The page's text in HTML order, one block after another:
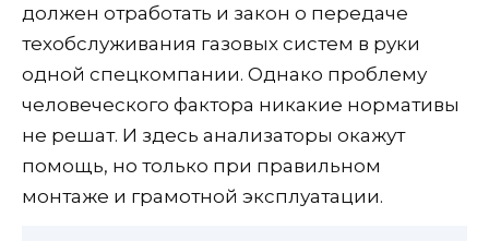
должен отработать и закон о передаче
техобслуживания газовых систем в руки
одной спецкомпании. Однако проблему
человеческого фактора никакие нормативы
не решат. И здесь анализаторы окажут
помощь, но только при правильном
монтаже и грамотной эксплуатации.